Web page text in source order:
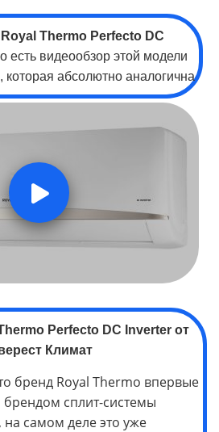
Royal Thermo Perfecto DC
есть видеообзор этой модели
абсолютно аналогична
Perfecto DC Inverter от
Климат
бренд Royal Thermo впервые
брендом сплит-системы
на самом деле это уже